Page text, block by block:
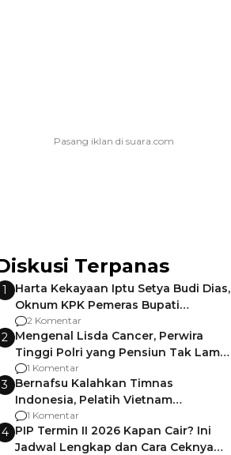
Terpanas
1
Harta Kekayaan Iptu Setya Budi Dias,
Oknum KPK Pemeras Bupati
Pemalang
2 Komentar
2 Mengenal Lisda Cancer, Perwira
Tinggi Polri yang Pensiun Tak Lama
Usai Jadi Brigjen
1 Komentar
3 Bernafsu Kalahkan Timnas
Indonesia, Pelatih Vietnam
Berencana Pakai Jimat di Pakansari
1 Komentar
4 PIP Termin II 2026 Kapan Cair? Ini
Jadwal Lengkap dan Cara Ceknya